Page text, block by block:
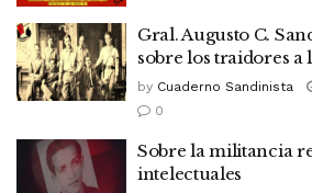
Gral. Augusto C.
sobre los traidores a
by Cuaderno Sandinista
0
Sobre la militancia
intelectuales